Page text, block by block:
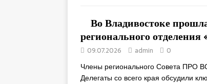
Во Владивостоке
регионального отделения
09.07.2026 admin 0
Члены регионального Совета ПРО
Делегаты со всего края обсудили